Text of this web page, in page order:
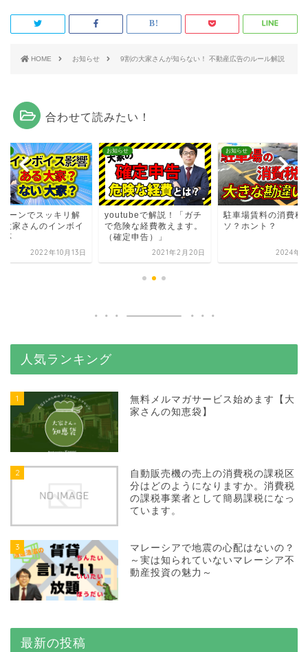
HOME お知らせ 9割の大家さんが知らない！ 不動産広告のルール解説
合わせて読みたい！
ーンでスッキリ解
大家さんのインボイ
応
2022年10月13日
お知らせ
youtubeで解説！「ガチ
で危険な経費教えます。
（確定申告）」
2021年2月20日
お知らせ
駐車場賃料の消費税
ソ？ホント？
2024年6
人気ランキング
1
無料メルマガサービス始めます【大
家さんの知恵袋】
2
自動販売機の売上の消費税の課税区
分はどのようになりますか。消費税
の課税事業者として簡易課税になっ
ています。
3
マレーシアで地震の心配はないの？
～実は知られていないマレーシア不
動産投資の魅力～
最新の投稿